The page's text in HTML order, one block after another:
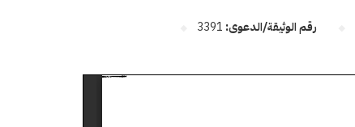
رقم الوثيقة/الدعوى: 3391